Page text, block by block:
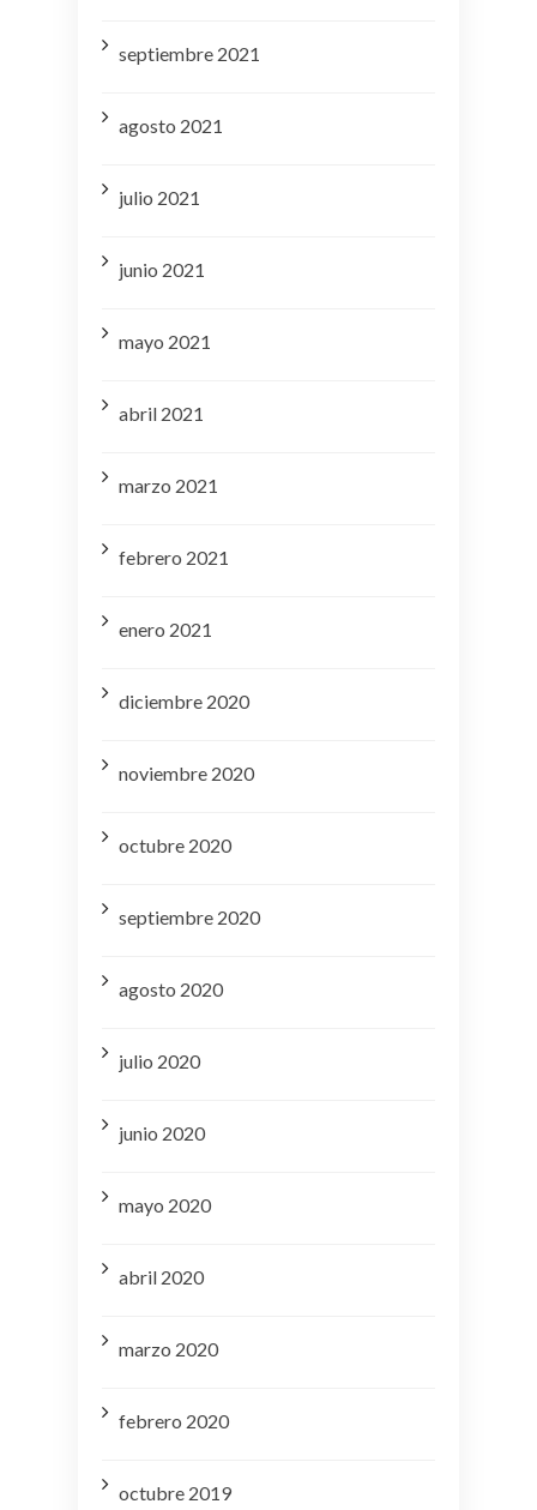
septiembre 2021
agosto 2021
julio 2021
junio 2021
mayo 2021
abril 2021
marzo 2021
febrero 2021
enero 2021
diciembre 2020
noviembre 2020
octubre 2020
septiembre 2020
agosto 2020
julio 2020
junio 2020
mayo 2020
abril 2020
marzo 2020
febrero 2020
octubre 2019